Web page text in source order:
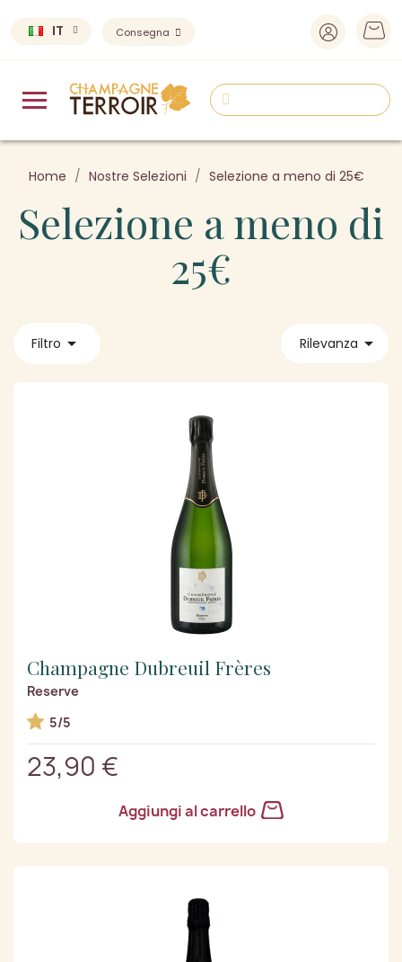
IT Consegna
Home Nostre Selezioni Selezione a meno di 25€
Selezione a meno di
25€
Filtro  Rilevanza 
Champagne Dubreuil Frères
Reserve
5/5
23,90 €
Aggiungi al carrello